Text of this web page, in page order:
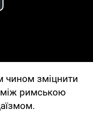
Video
чином зміцнити
між римською